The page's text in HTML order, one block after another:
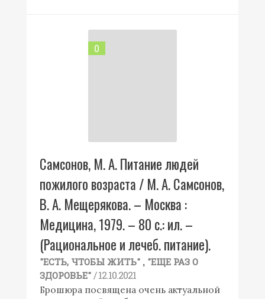
0
Самсонов, М. А. Питание людей
пожилого возраста / М. А. Самсонов,
В. А. Мещерякова. – Москва :
Медицина, 1979. – 80 с.: ил. –
(Рациональное и лечеб. питание).
"ЕСТЬ, ЧТОБЫ ЖИТЬ" , "ЕЩЕ РАЗ О
ЗДОРОВЬЕ" / 12.10.2021
Брошюра посвящена очень актуальной